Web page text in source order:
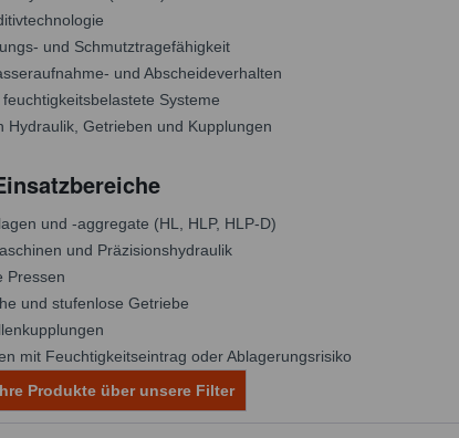
und Schmutztragefähigkeit
und Abscheideverhalten
Systeme
Hydraulik, Getrieben und Kupplungen
und -aggregate (HL, HLP, HLP-D)
und Präzisionshydraulik
Pressen
und stufenlose Getriebe
mit Feuchtigkeitseintrag oder Ablagerungsrisiko
Produkte über unsere Filter